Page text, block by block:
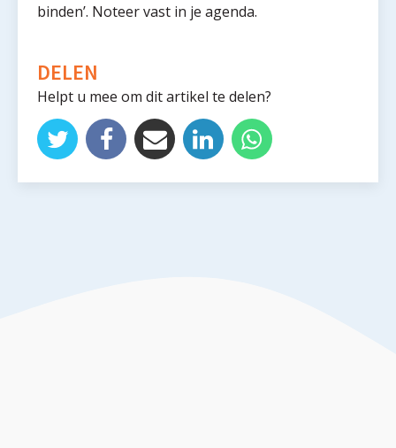
binden’. Noteer vast in je agenda.
DELEN
Helpt u mee om dit artikel te delen?